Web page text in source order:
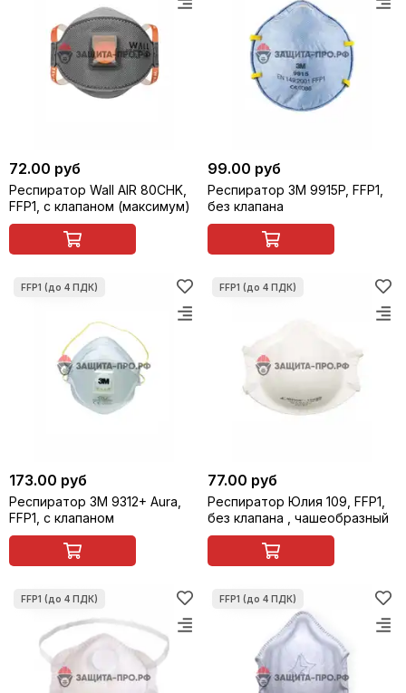
72.00 руб
Респиратор Wall AIR 80CHK,
FFP1, с клапаном (максимум)
99.00 руб
Респиратор 3M 9915P, FFP1,
без клапана
173.00 руб
Респиратор 3M 9312+ Aura,
FFP1, с клапаном
77.00 руб
Респиратор Юлия 109, FFP1,
без клапана , чашеобразный